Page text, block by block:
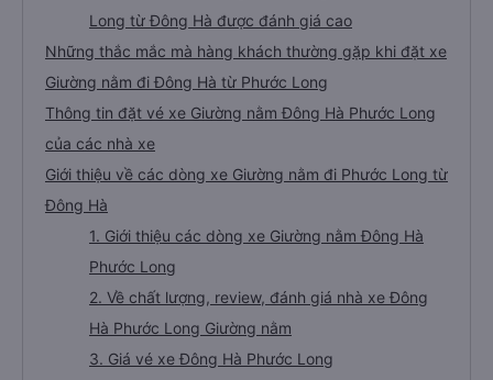
Long từ Đông Hà được đánh giá cao
Những thắc mắc mà hàng khách thường gặp khi đặt xe
Giường nằm đi Đông Hà từ Phước Long
Thông tin đặt vé xe Giường nằm Đông Hà Phước Long
của các nhà xe
Giới thiệu về các dòng xe Giường nằm đi Phước Long từ
Đông Hà
1. Giới thiệu các dòng xe Giường nằm Đông Hà
Phước Long
2. Về chất lượng, review, đánh giá nhà xe Đông
Hà Phước Long Giường nằm
3. Giá vé xe Đông Hà Phước Long